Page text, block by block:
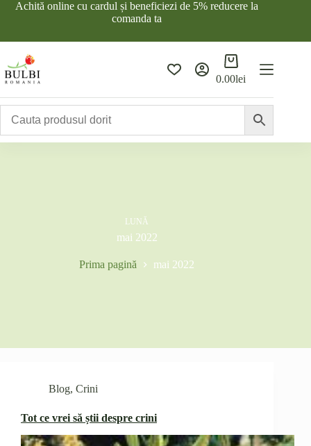
Achită online cu cardul și beneficiezi de 5% reducere la
comanda ta
Coș
de
cumpărături
0.00lei
LUNĂ
mai 2022
Prima pagină mai 2022
Blog, Crini
Tot ce vrei să știi despre crini